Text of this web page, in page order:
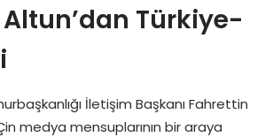
Türkiye-
İletişim Başkanı Fahrettin
medya mensuplarının bir araya